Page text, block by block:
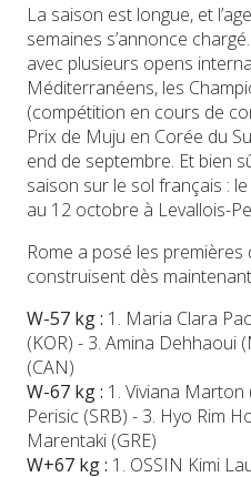
La saison est longue, et
semaines s’annonce
avec plusieurs opens
Méditerranéens, les
(compétition en cours de
Prix de Muju en Corée du
end de septembre. Et bien
saison sur le sol français :
au 12 octobre à Levallois-
Rome a posé les
construisent dès
W-57 kg : 1. Maria Clara
(KOR) - 3. Amina Dehhaoui
(CAN)
W-67 kg : 1. Viviana Marton
Perisic (SRB) - 3. Hyo Rim
Marentaki (GRE)
W+67 kg : 1. OSSIN Kimi